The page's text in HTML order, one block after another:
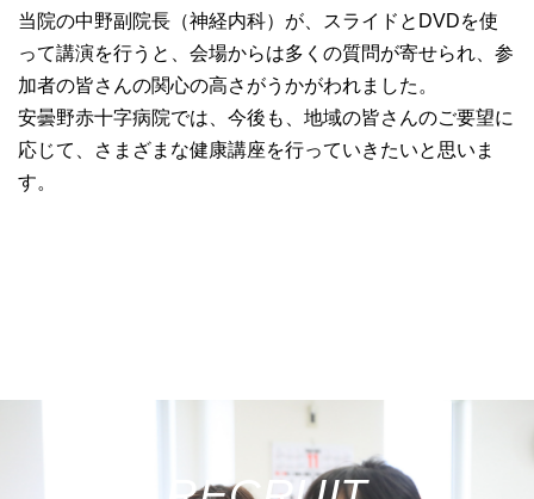
当院の中野副院長（神経内科）が、スライドとDVDを使
って講演を行うと、会場からは多くの質問が寄せられ、参
加者の皆さんの関心の高さがうかがわれました。
安曇野赤十字病院では、今後も、地域の皆さんのご要望に
応じて、さまざまな健康講座を行っていきたいと思いま
す。